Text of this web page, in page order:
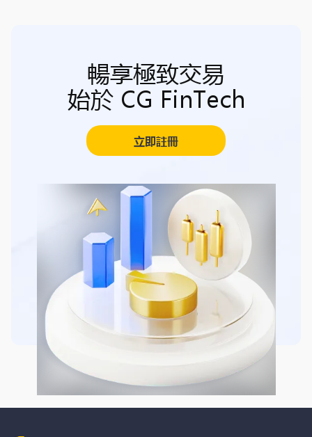
暢享極致交易
始於 CG FinTech
立即註冊